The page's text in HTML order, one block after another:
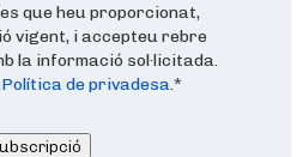
que heu proporcionat,
vigent, i accepteu rebre
la informació sol·licitada.
Política de privadesa.*